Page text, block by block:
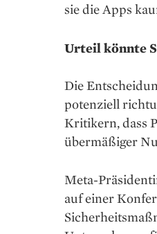
sie die Apps
Urteil könnte
Die
potenziell
Kritikern, dass
übermäßiger
Meta-
auf einer